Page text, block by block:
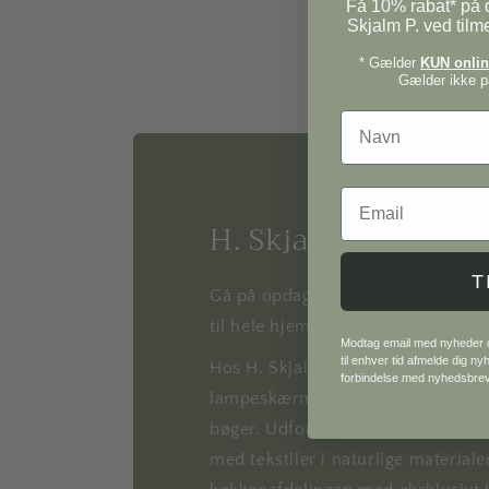
H. Skjalm P.
Gå på opdagelse i vores univers
til hele hjemmet.
Hos H. Skjalm P. finder du alt fra
lampeskærme til metervarer,
bøger. Udforsk også vores GOTS
med tekstiler i naturlige
Få 10% rabat*
Skjalm P. ved
* Gælder KUN
Gælder ikke
Navn
Email
Modtag email med
til enhver tid afmelde dig
forbindelse med